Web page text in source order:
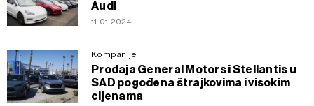
Audi
11.01.2024
Kompanije
Prodaja General Motors i Stellantis u
SAD pogođena štrajkovima i visokim
cijenama